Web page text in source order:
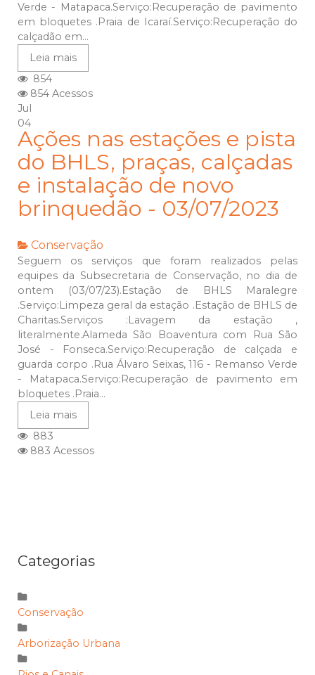
Verde - Matapaca.Serviço:Recuperação de pavimento
em bloquetes .Praia de Icaraí.Serviço:Recuperação do
calçadão em...
Leia mais
854
854 Acessos
Jul
04
Ações nas estações e pista
do BHLS, praças, calçadas
e instalação de novo
brinquedão - 03/07/2023
Conservação
Seguem os serviços que foram realizados pelas
equipes da Subsecretaria de Conservação, no dia de
ontem (03/07/23).Estação de BHLS Maralegre
.Serviço:Limpeza geral da estação .Estação de BHLS de
Charitas.Serviços :Lavagem da estação ,
literalmente.Alameda São Boaventura com Rua São
José - Fonseca.Serviço:Recuperação de calçada e
guarda corpo .Rua Álvaro Seixas, 116 - Remanso Verde
- Matapaca.Serviço:Recuperação de pavimento em
bloquetes .Praia...
Leia mais
883
883 Acessos
Categorias
Conservação
Arborização Urbana